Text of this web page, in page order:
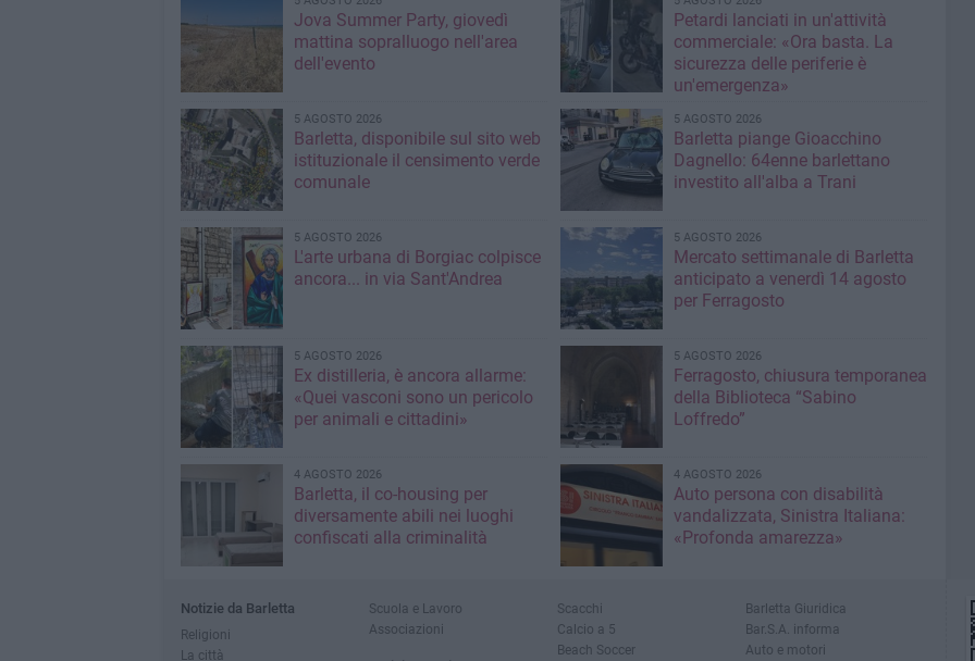
Jova Summer Party, giovedì
mattina sopralluogo nell'area
dell'evento
Petardi lanciati in un'attività
commerciale: «Ora basta. La
sicurezza delle periferie è
un'emergenza»
5 AGOSTO 2026
Barletta, disponibile sul sito web
istituzionale il censimento verde
comunale
5 AGOSTO 2026
Barletta piange Gioacchino
Dagnello: 64enne barlettano
investito all'alba a Trani
5 AGOSTO 2026
L'arte urbana di Borgiac colpisce
ancora... in via Sant'Andrea
5 AGOSTO 2026
Mercato settimanale di Barletta
anticipato a venerdì 14 agosto
per Ferragosto
5 AGOSTO 2026
Ex distilleria, è ancora allarme:
«Quei vasconi sono un pericolo
per animali e cittadini»
5 AGOSTO 2026
Ferragosto, chiusura temporanea
della Biblioteca “Sabino
Loffredo”
4 AGOSTO 2026
Barletta, il co-housing per
diversamente abili nei luoghi
confiscati alla criminalità
4 AGOSTO 2026
Auto persona con disabilità
vandalizzata, Sinistra Italiana:
«Profonda amarezza»
Notizie da Barletta
Religioni
La città
Scuola e Lavoro
Associazioni
Scacchi
Calcio a 5
Beach Soccer
Barletta Giuridica
Bar.S.A. informa
Auto e motori